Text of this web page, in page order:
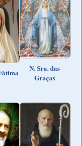
N. Sra. das
Graças